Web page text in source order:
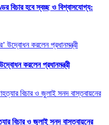
বিচার হবে স্বচ্ছ ও বিশ্বাসযোগ্য:
করলেন প্রধানমন্ত্রী
বিচার ও জুলাই সনদ বাস্তবায়নের